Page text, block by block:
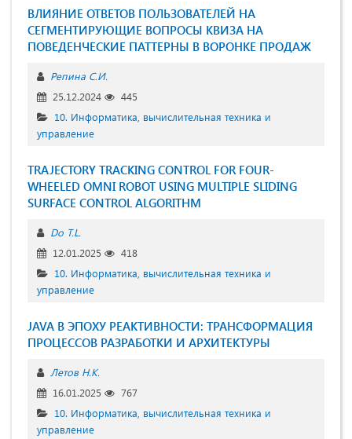
ВЛИЯНИЕ ОТВЕТОВ ПОЛЬЗОВАТЕЛЕЙ НА
СЕГМЕНТИРУЮЩИЕ ВОПРОСЫ КВИЗА НА
ПОВЕДЕНЧЕСКИЕ ПАТТЕРНЫ В ВОРОНКЕ ПРОДАЖ
Репина С.И.
25.12.2024
445
10. Информатика, вычислительная техника и
управление
TRAJECTORY TRACKING CONTROL FOR FOUR-
WHEELED OMNI ROBOT USING MULTIPLE SLIDING
SURFACE CONTROL ALGORITHM
Do T.L.
12.01.2025
418
10. Информатика, вычислительная техника и
управление
JAVA В ЭПОХУ РЕАКТИВНОСТИ: ТРАНСФОРМАЦИЯ
ПРОЦЕССОВ РАЗРАБОТКИ И АРХИТЕКТУРЫ
Летов Н.К.
16.01.2025
767
10. Информатика, вычислительная техника и
управление